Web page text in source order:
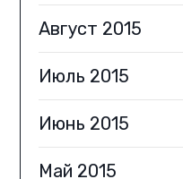
Август 2015
Июль 2015
Июнь 2015
Май 2015